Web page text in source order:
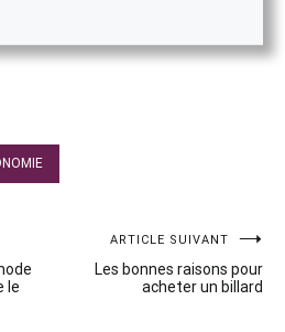
le
ARTICLE SUIVANT
Les bonnes raisons pour
acheter un billard